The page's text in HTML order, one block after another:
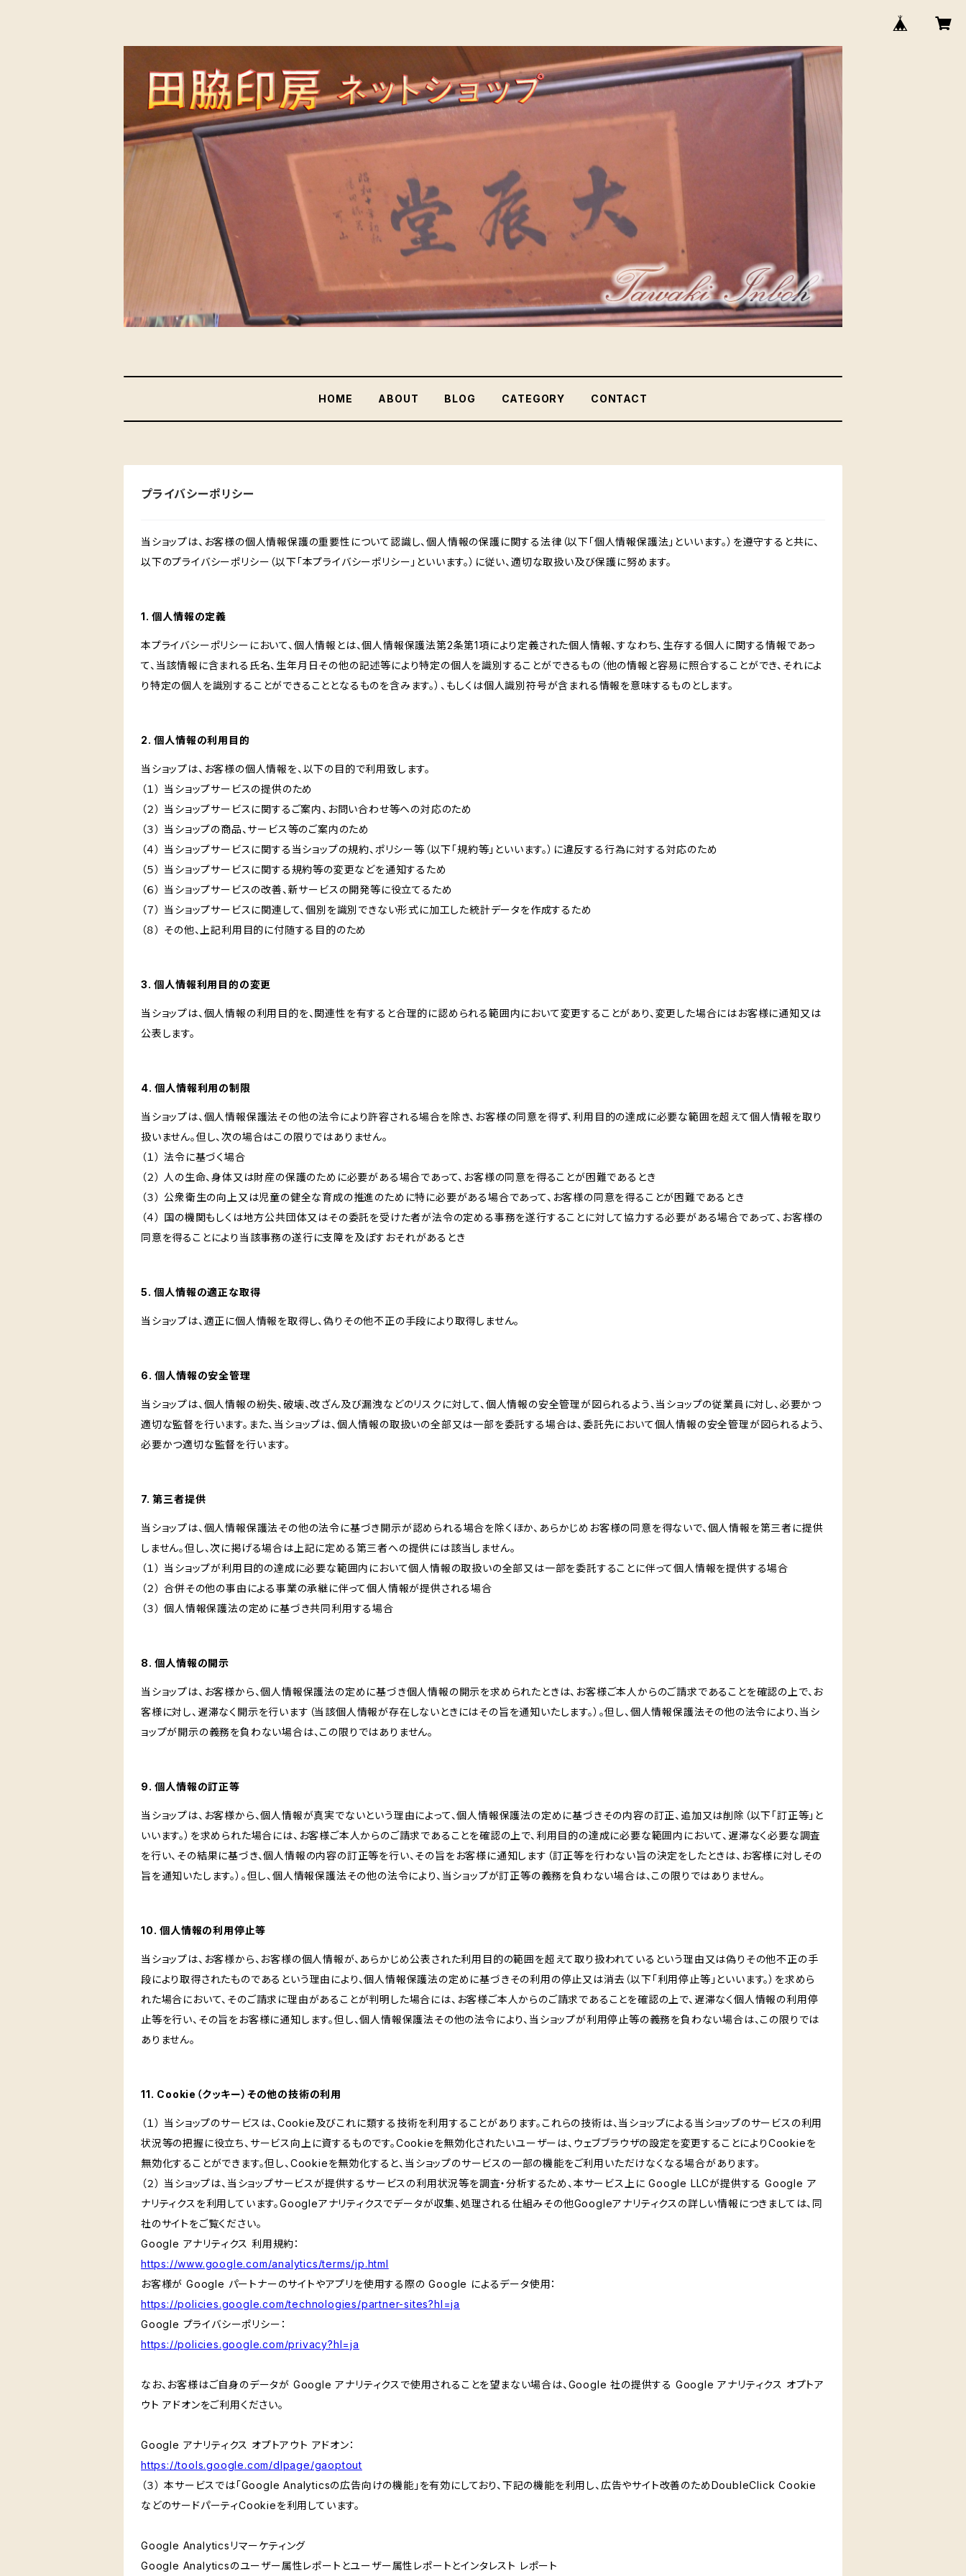
HOME ABOUT BLOG CATEGORY CONTACT
プライバシーポリシー
当ショップは、お客様の個人情報保護の重要性について認識し、個人情報の保護に関する法律（以下「個人情報保護法」といいます。）を遵守すると共に、
以下のプライバシーポリシー（以下「本プライバシーポリシー」といいます。）に従い、適切な取扱い及び保護に努めます。
1. 個人情報の定義
本プライバシーポリシーにおいて、個人情報とは、個人情報保護法第2条第1項により定義された個人情報、すなわち、生存する個人に関する情報であっ
て、当該情報に含まれる氏名、生年月日その他の記述等により特定の個人を識別することができるもの（他の情報と容易に照合することができ、それによ
り特定の個人を識別することができることとなるものを含みます。）、もしくは個人識別符号が含まれる情報を意味するものとします。
2. 個人情報の利用目的
当ショップは、お客様の個人情報を、以下の目的で利用致します。
（１） 当ショップサービスの提供のため
（２） 当ショップサービスに関するご案内、お問い合わせ等への対応のため
（３） 当ショップの商品、サービス等のご案内のため
（４） 当ショップサービスに関する当ショップの規約、ポリシー等（以下「規約等」といいます。）に違反する行為に対する対応のため
（５） 当ショップサービスに関する規約等の変更などを通知するため
（６） 当ショップサービスの改善、新サービスの開発等に役立てるため
（７） 当ショップサービスに関連して、個別を識別できない形式に加工した統計データを作成するため
（８） その他、上記利用目的に付随する目的のため
3. 個人情報利用目的の変更
当ショップは、個人情報の利用目的を、関連性を有すると合理的に認められる範囲内において変更することがあり、変更した場合にはお客様に通知又は
公表します。
4. 個人情報利用の制限
当ショップは、個人情報保護法その他の法令により許容される場合を除き、お客様の同意を得ず、利用目的の達成に必要な範囲を超えて個人情報を取り
扱いません。但し、次の場合はこの限りではありません。
（１） 法令に基づく場合
（２） 人の生命、身体又は財産の保護のために必要がある場合であって、お客様の同意を得ることが困難であるとき
（３） 公衆衛生の向上又は児童の健全な育成の推進のために特に必要がある場合であって、お客様の同意を得ることが困難であるとき
（４） 国の機関もしくは地方公共団体又はその委託を受けた者が法令の定める事務を遂行することに対して協力する必要がある場合であって、お客様の
同意を得ることにより当該事務の遂行に支障を及ぼすおそれがあるとき
5. 個人情報の適正な取得
当ショップは、適正に個人情報を取得し、偽りその他不正の手段により取得しません。
6. 個人情報の安全管理
当ショップは、個人情報の紛失、破壊、改ざん及び漏洩などのリスクに対して、個人情報の安全管理が図られるよう、当ショップの従業員に対し、必要かつ
適切な監督を行います。また、当ショップは、個人情報の取扱いの全部又は一部を委託する場合は、委託先において個人情報の安全管理が図られるよう、
必要かつ適切な監督を行います。
7. 第三者提供
当ショップは、個人情報保護法その他の法令に基づき開示が認められる場合を除くほか、あらかじめお客様の同意を得ないで、個人情報を第三者に提供
しません。但し、次に掲げる場合は上記に定める第三者への提供には該当しません。
（１） 当ショップが利用目的の達成に必要な範囲内において個人情報の取扱いの全部又は一部を委託することに伴って個人情報を提供する場合
（２） 合併その他の事由による事業の承継に伴って個人情報が提供される場合
（３） 個人情報保護法の定めに基づき共同利用する場合
8. 個人情報の開示
当ショップは、お客様から、個人情報保護法の定めに基づき個人情報の開示を求められたときは、お客様ご本人からのご請求であることを確認の上で、お
客様に対し、遅滞なく開示を行います（当該個人情報が存在しないときにはその旨を通知いたします。）。但し、個人情報保護法その他の法令により、当シ
ョップが開示の義務を負わない場合は、この限りではありません。
9. 個人情報の訂正等
当ショップは、お客様から、個人情報が真実でないという理由によって、個人情報保護法の定めに基づきその内容の訂正、追加又は削除（以下「訂正等」と
いいます。）を求められた場合には、お客様ご本人からのご請求であることを確認の上で、利用目的の達成に必要な範囲内において、遅滞なく必要な調査
を行い、その結果に基づき、個人情報の内容の訂正等を行い、その旨をお客様に通知します（訂正等を行わない旨の決定をしたときは、お客様に対しその
旨を通知いたします。）。但し、個人情報保護法その他の法令により、当ショップが訂正等の義務を負わない場合は、この限りではありません。
10. 個人情報の利用停止等
当ショップは、お客様から、お客様の個人情報が、あらかじめ公表された利用目的の範囲を超えて取り扱われているという理由又は偽りその他不正の手
段により取得されたものであるという理由により、個人情報保護法の定めに基づきその利用の停止又は消去（以下「利用停止等」といいます。）を求めら
れた場合において、そのご請求に理由があることが判明した場合には、お客様ご本人からのご請求であることを確認の上で、遅滞なく個人情報の利用停
止等を行い、その旨をお客様に通知します。但し、個人情報保護法その他の法令により、当ショップが利用停止等の義務を負わない場合は、この限りでは
ありません。
11. Cookie（クッキー）その他の技術の利用
（１） 当ショップのサービスは、Cookie及びこれに類する技術を利用することがあります。これらの技術は、当ショップによる当ショップのサービスの利用
状況等の把握に役立ち、サービス向上に資するものです。Cookieを無効化されたいユーザーは、ウェブブラウザの設定を変更することによりCookieを
無効化することができます。但し、Cookieを無効化すると、当ショップのサービスの一部の機能をご利用いただけなくなる場合があります。
（２） 当ショップは、当ショップサービスが提供するサービスの利用状況等を調査・分析するため、本サービス上に Google LLCが提供する Google ア
ナリティクスを利用しています。Googleアナリティクスでデータが収集、処理される仕組みその他Googleアナリティクスの詳しい情報につきましては、同
社のサイトをご覧ください。
Google アナリティクス 利用規約：
https://www.google.com/analytics/terms/jp.html
お客様が Google パートナーのサイトやアプリを使用する際の Google によるデータ使用：
https://policies.google.com/technologies/partner-sites?hl=ja
Google プライバシーポリシー：
https://policies.google.com/privacy?hl=ja
なお、お客様はご自身のデータが Google アナリティクスで使用されることを望まない場合は、Google 社の提供する Google アナリティクス オプトア
ウト アドオンをご利用ください。
Google アナリティクス オプトアウト アドオン：
https://tools.google.com/dlpage/gaoptout
（３） 本サービスでは「Google Analyticsの広告向けの機能」を有効にしており、下記の機能を利用し、広告やサイト改善のためDoubleClick Cookie
などのサードパーティCookieを利用しています。
Google Analyticsリマーケティング
Google Analyticsのユーザー属性レポートとユーザー属性レポートとインタレスト レポート